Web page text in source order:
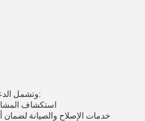
وتشمل الدعم التقني للمنتجات والخدمات:
- استكشاف
- خدمات الإصلاح والصيانة